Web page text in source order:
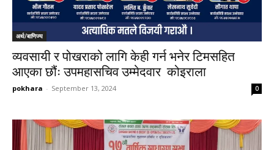
अर्थ/बाणिज्य
व्यवसायी र पोखराको लागि केही गर्न भनेर टिमसहित
आएका छौंः उपमहासचिव उम्मेदवार कोइराला
pokhara - September 13, 2024 0